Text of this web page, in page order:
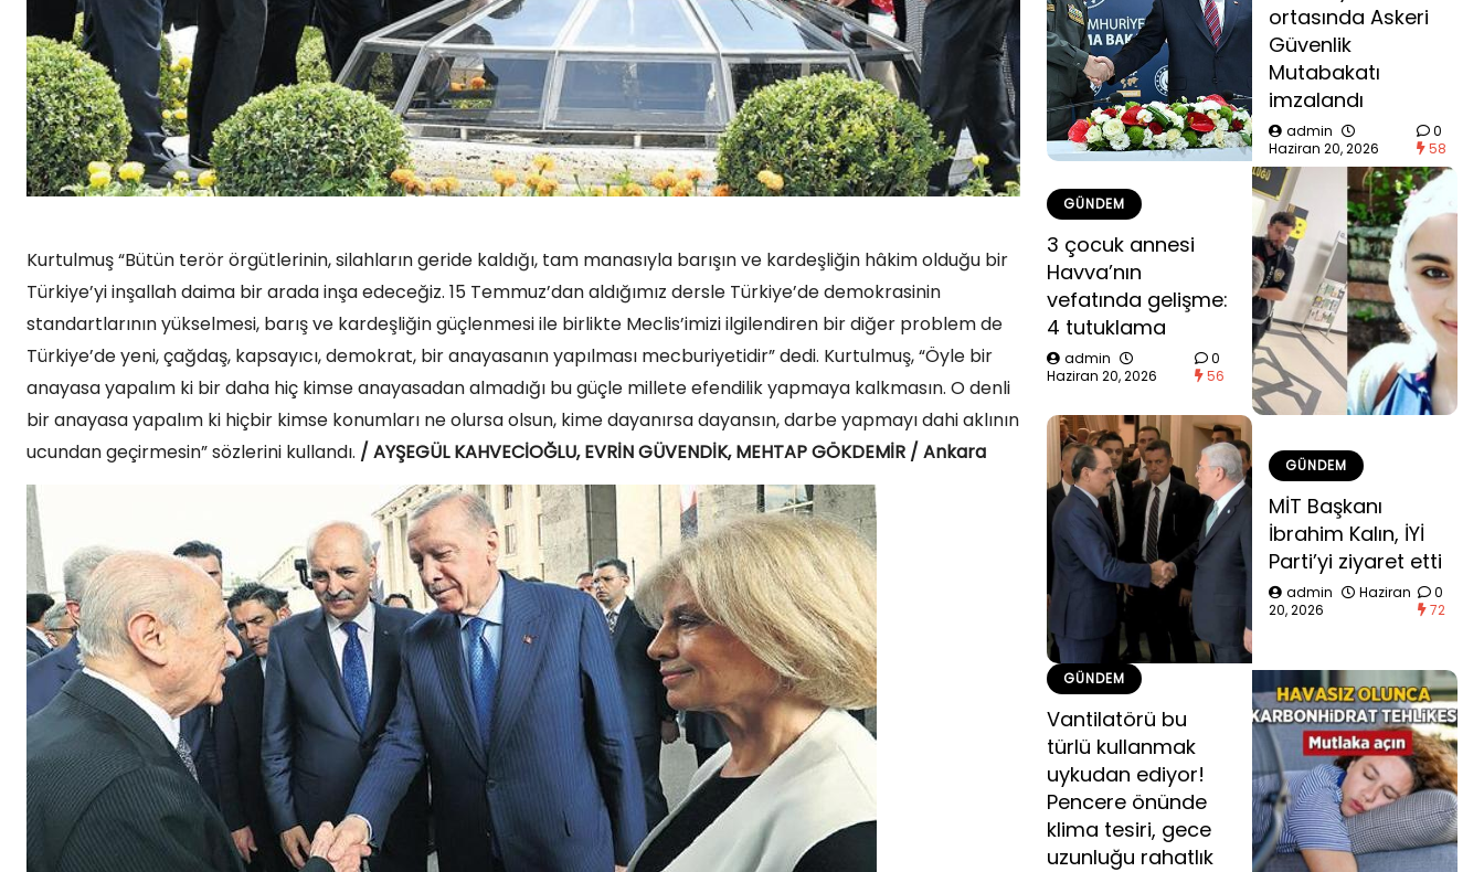
Kurtulmuş “Bütün terör örgütlerinin, silahların geride kaldığı, tam manasıyla barışın ve kardeşliğin hâkim olduğu bir
Türkiye’yi inşallah daima bir arada inşa edeceğiz. 15 Temmuz’dan aldığımız dersle Türkiye’de demokrasinin
standartlarının yükselmesi, barış ve kardeşliğin güçlenmesi ile birlikte Meclis’imizi ilgilendiren bir diğer problem de
Türkiye’de yeni, çağdaş, kapsayıcı, demokrat, bir anayasanın yapılması mecburiyetidir” dedi. Kurtulmuş, “Öyle bir
anayasa yapalım ki bir daha hiç kimse anayasadan almadığı bu güçle millete efendilik yapmaya kalkmasın. O denli
bir anayasa yapalım ki hiçbir kimse konumları ne olursa olsun, kime dayanırsa dayansın, darbe yapmayı dahi aklının
ucundan geçirmesin” sözlerini kullandı. / AYŞEGÜL KAHVECİOĞLU, EVRİN GÜVENDİK, MEHTAP GÖKDEMİR / Ankara
ortasında Askeri
Güvenlik
Mutabakatı
imzalandı
admin
Haziran 20, 2026
0
58
GÜNDEM
3 çocuk annesi
Havva’nın
vefatında gelişme:
4 tutuklama
admin
Haziran 20, 2026
0
56
GÜNDEM
MİT Başkanı
İbrahim Kalın, İYİ
Parti’yi ziyaret etti
admin
Haziran
20, 2026
0
72
GÜNDEM
Vantilatörü bu
türlü kullanmak
uykudan ediyor!
Pencere önünde
klima tesiri, gece
uzunluğu rahatlık